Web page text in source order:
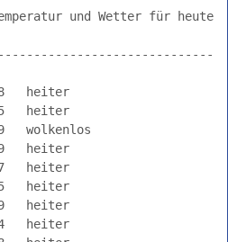
und Wetter für heute
heiter
heiter
wolkenlos
heiter
heiter
heiter
heiter
heiter